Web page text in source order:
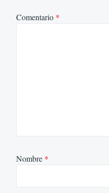
Comentario *
Nombre *